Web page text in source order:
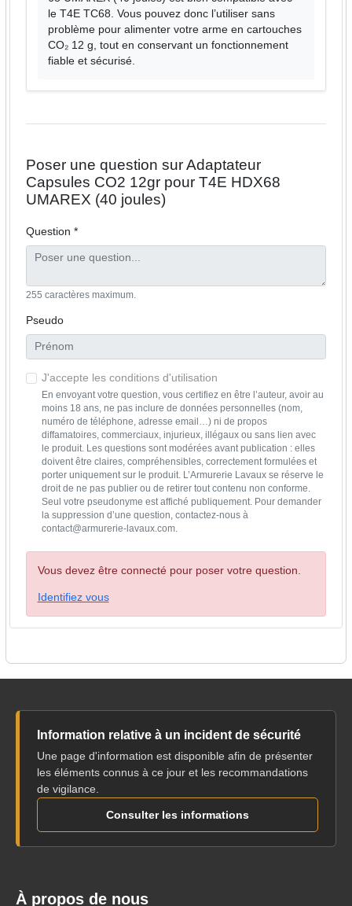
le T4E TC68. Vous pouvez donc l’utiliser sans
problème pour alimenter votre arme en cartouches
CO₂ 12 g, tout en conservant un fonctionnement
fiable et sécurisé.
Poser une question sur Adaptateur
Capsules CO2 12gr pour T4E HDX68
UMAREX (40 joules)
Question *
255 caractères maximum.
Pseudo
J'accepte les conditions d'utilisation
En envoyant votre question, vous certifiez en être l’auteur, avoir au
moins 18 ans, ne pas inclure de données personnelles (nom,
numéro de téléphone, adresse email…) ni de propos
diffamatoires, commerciaux, injurieux, illégaux ou sans lien avec
le produit. Les questions sont modérées avant publication : elles
doivent être claires, compréhensibles, correctement formulées et
porter uniquement sur le produit. L’Armurerie Lavaux se réserve le
droit de ne pas publier ou de retirer tout contenu non conforme.
Seul votre pseudonyme est affiché publiquement. Pour demander
la suppression d’une question, contactez-nous à
contact@armurerie-lavaux.com.
Vous devez être connecté pour poser votre question.
Identifiez vous
Information relative à un incident de sécurité
Une page d'information est disponible afin de présenter
les éléments connus à ce jour et les recommandations
de vigilance.
Consulter les informations
À propos de nous